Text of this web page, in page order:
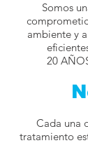
Somos
ambiente y
20
Cada una
tratamiento